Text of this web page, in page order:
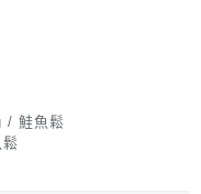
/ 鮭魚鬆